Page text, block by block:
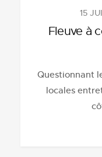
15
Fleuve à
Questionnant
locales